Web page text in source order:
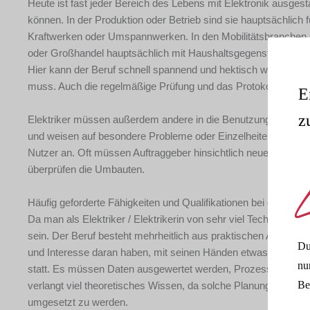
Heute ist fast jeder Bereich des Lebens mit Elektronik
können. In der Produktion oder Betrieb sind sie
Kraftwerken oder Umspannwerken. In den
oder Großhandel hauptsächlich mit Haushaltsgegenständen
Hier kann der Beruf schnell spannend und hektisch werden,
muss. Auch die regelmäßige Prüfung und das Protokollieren
Elektriker müssen außerdem andere in die Benutzung von
und weisen auf besondere Probleme oder Einzelheiten in der
Nutzer an. Oft müssen Auftraggeber hinsichtlich neuer
überprüfen die Umbauten.
Häufig geforderte Fähigkeiten und Qualifikationen bei der
Da man als Elektriker / Elektrikerin von sehr viel Technik
sein. Der Beruf besteht mehrheitlich aus praktischen
und Interesse daran haben, mit seinen Händen etwas zu
statt. Es müssen Daten ausgewertet werden, Prozesse und
verlangt viel theoretisches Wissen, da solche Planungen
umgesetzt zu werden.